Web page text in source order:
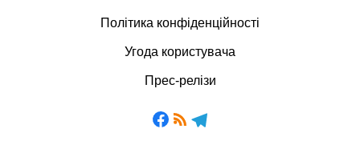
Політика конфіденційності
Угода користувача
Прес-релізи